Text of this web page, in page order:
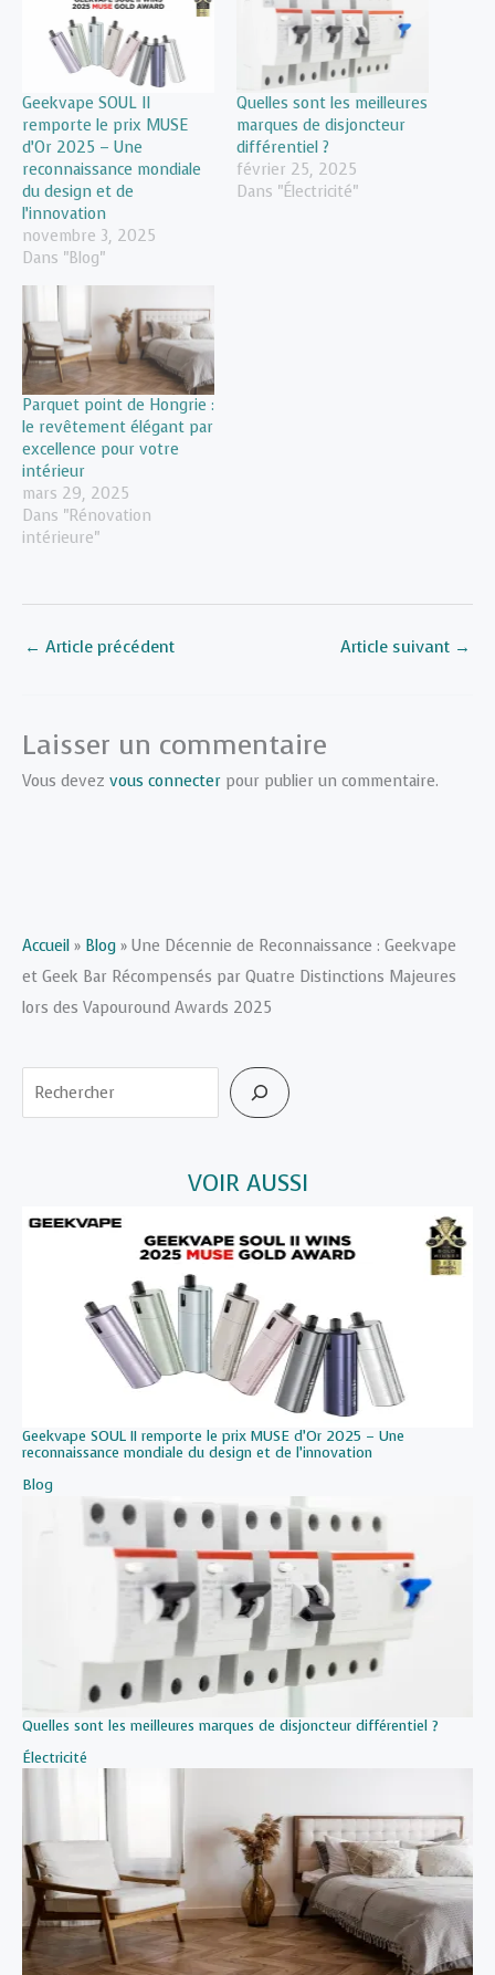
Geekvape SOUL II
remporte le prix MUSE
d’Or 2025 – Une
reconnaissance mondiale
du design et de
l’innovation
novembre 3, 2025
Dans "Blog"
Quelles sont les meilleures
marques de disjoncteur
différentiel ?
février 25, 2025
Dans "Électricité"
Parquet point de Hongrie :
le revêtement élégant par
excellence pour votre
intérieur
mars 29, 2025
Dans "Rénovation
intérieure"
← Article précédent Article suivant →
Laisser un commentaire
Vous devez vous connecter pour publier un commentaire.
Accueil » Blog » Une Décennie de Reconnaissance : Geekvape
et Geek Bar Récompensés par Quatre Distinctions Majeures
lors des Vapouround Awards 2025
Rechercher
VOIR AUSSI
Geekvape SOUL II remporte le prix MUSE d’Or 2025 – Une
reconnaissance mondiale du design et de l’innovation
Par rapport à
Blog
Quelles sont les meilleures marques de disjoncteur différentiel ?
Par rapport à
Électricité